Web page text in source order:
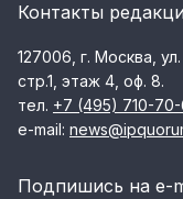
Контакты
127006, г. Москва,
стр.1, этаж 4, оф. 8.
тел. +7 (495) 710-
e-mail:
Подпишись на e-